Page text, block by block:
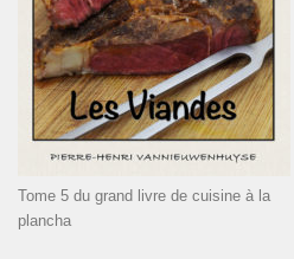
Tome 5 du grand livre de cuisine à la
plancha